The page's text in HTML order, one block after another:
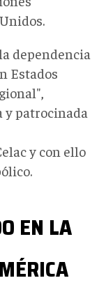
dependencia
Estados
y patrocinada
y con ello
EN LA